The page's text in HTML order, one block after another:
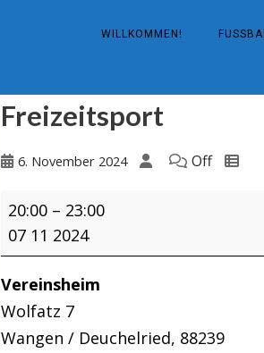
WILLKOMMEN!
Freizeitsport
6. November 2024 Off
Freizeitsport
20:00 – 23:00
07 11 2024
Vereinsheim
Wolfatz 7
Wangen / Deuchelried, 88239